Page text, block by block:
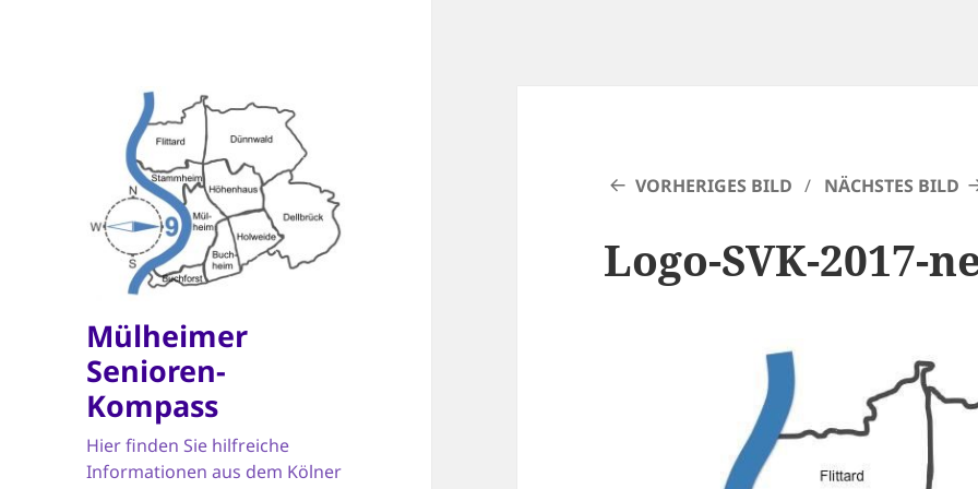
Mülheimer
Senioren-
Kompass
Hier finden Sie hilfreiche
Informationen aus dem Kölner
VORHERIGES BILD NÄCHSTES BILD
Logo-SVK-2017-